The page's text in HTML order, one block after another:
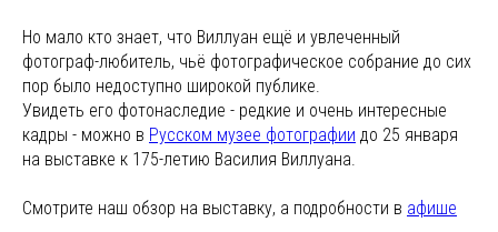
Но мало кто знает, что Виллуан ещё и увлеченный
фотограф-любитель, чьё фотографическое собрание до сих
пор было недоступно широкой публике.
Увидеть его фотонаследие - редкие и очень интересные
кадры - можно в Русском музее фотографии до 25 января
на выставке к 175-летию Василия Виллуана.
Смотрите наш обзор на выставку, а подробности в афише